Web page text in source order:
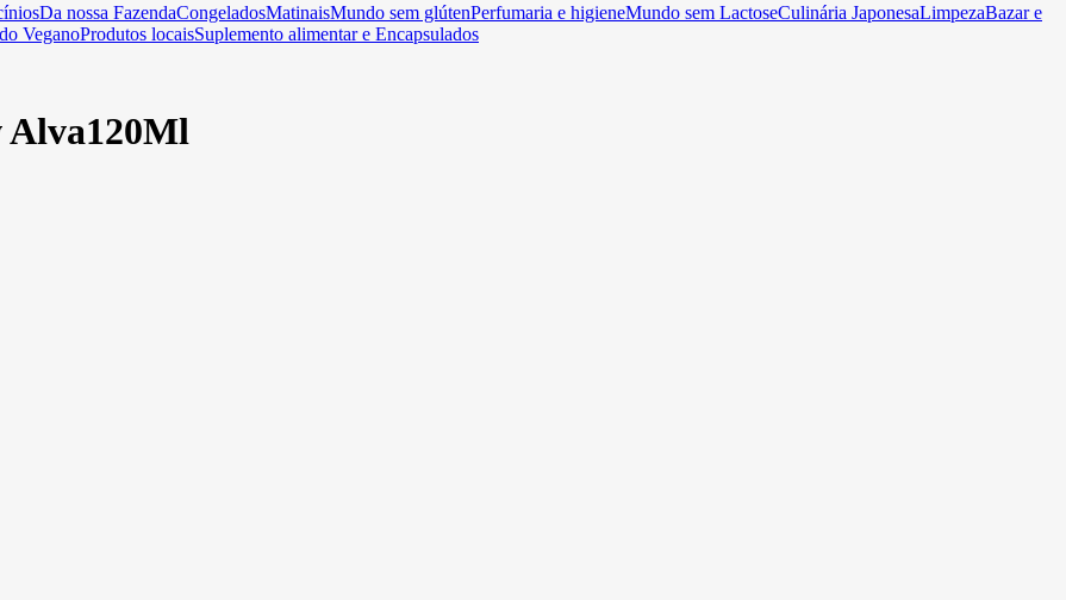
Da nossa FazendaCongeladosMatinaisMundo sem glútenPerfumaria e higieneMundo sem LactoseCulinária JaponesaLimpezaBazar e
VeganoProdutos locaisSuplemento alimentar e Encapsulados
Alva120Ml